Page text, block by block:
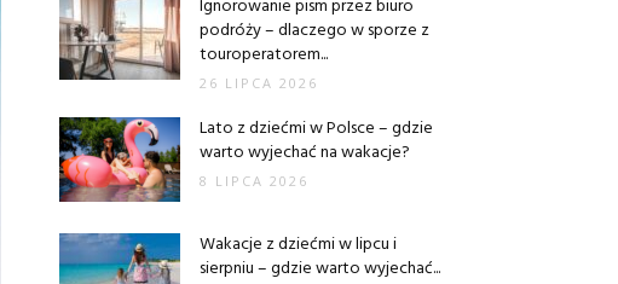
Ignorowanie pism przez biuro
podróży – dlaczego w sporze z
touroperatorem...
26 LIPCA 2026
Lato z dziećmi w Polsce – gdzie
warto wyjechać na wakacje?
8 LIPCA 2026
Wakacje z dziećmi w lipcu i
sierpniu – gdzie warto wyjechać...